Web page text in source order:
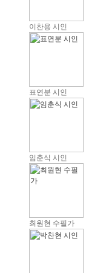
이찬용 시인
표연분 시인
임춘식 시인
최원현 수필가